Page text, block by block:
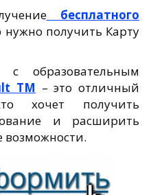
бесплатного
нужно получить Карту
образовательным
TM – это отличный
хочет получить
и расширить
возможности.